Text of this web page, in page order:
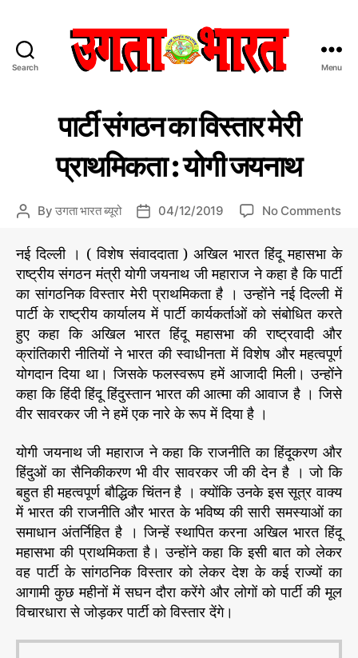
Search
ता
भा
त
हिं
मा
चा
र
प
त्र
Menu
o
r
e
s
ज़
पार्टी संगठन का विस्तार मेरी
प्राथमिकता : योगी जयनाथ
P
s
t
a
u
t
h
o
r
Byउगता भारत ब्यूरो
P
s
t
d
a
t
e
04/12/2019 No Commentso
र्टी
सं
ग
ठ
न
का
वि
स्ता
र
प्रा
थ
मि
क
ता
:
यो
गी
ज
नई दिल्ली । ( विशेष संवाददाता ) अखिल भारत हिंदू महासभा के
राष्ट्रीय संगठन मंत्री योगी जयनाथ जी महाराज ने कहा है कि पार्टी
का सांगठनिक विस्तार मेरी प्राथमिकता है । उन्होंने नई दिल्ली में
पार्टी के राष्ट्रीय कार्यालय में पार्टी कार्यकर्ताओं को संबोधित करते
हुए कहा कि अखिल भारत हिंदू महासभा की राष्ट्रवादी और
क्रांतिकारी नीतियों ने भारत की स्वाधीनता में विशेष और महत्वपूर्ण
योगदान दिया था। जिसके फलस्वरूप हमें आजादी मिली। उन्होंने
कहा कि हिंदी हिंदू हिंदुस्तान भारत की आत्मा की आवाज है । जिसे
वीर सावरकर जी ने हमें एक नारे के रूप में दिया है ।
योगी जयनाथ जी महाराज ने कहा कि राजनीति का हिंदूकरण और
हिंदुओं का सैनिकीकरण भी वीर सावरकर जी की देन है । जो कि
बहुत ही महत्वपूर्ण बौद्धिक चिंतन है । क्योंकि उनके इस सूत्र वाक्य
में भारत की राजनीति और भारत के भविष्य की सारी समस्याओं का
समाधान अंतर्निहित है । जिन्हें स्थापित करना अखिल भारत हिंदू
महासभा की प्राथमिकता है। उन्होंने कहा कि इसी बात को लेकर
वह पार्टी के सांगठनिक विस्तार को लेकर देश के कई राज्यों का
आगामी कुछ महीनों में सघन दौरा करेंगे और लोगों को पार्टी की मूल
विचारधारा से जोड़कर पार्टी को विस्तार देंगे।